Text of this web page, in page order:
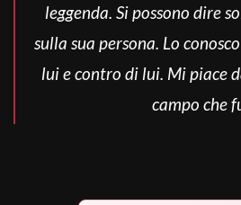
leggenda. Si possono dire
sulla sua persona. Lo
lui e contro di lui. Mi piace
campo che